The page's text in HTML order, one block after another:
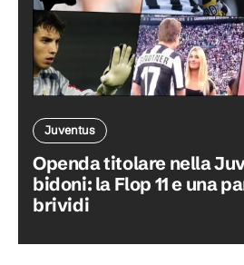
Juventus
Openda titolare nella
bidoni: la Flop 11 e una
brividi